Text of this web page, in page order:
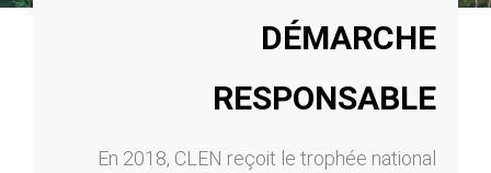
DÉMARCHE
RESPONSABLE
En 2018, CLEN reçoit le trophée national